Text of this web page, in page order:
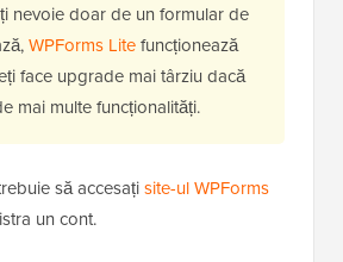
nevoie doar de un formular de
WPForms Litefuncționează
face upgrade mai târziu dacă
mai multe funcționalități.
să accesațisite-ul WPForms
un cont.